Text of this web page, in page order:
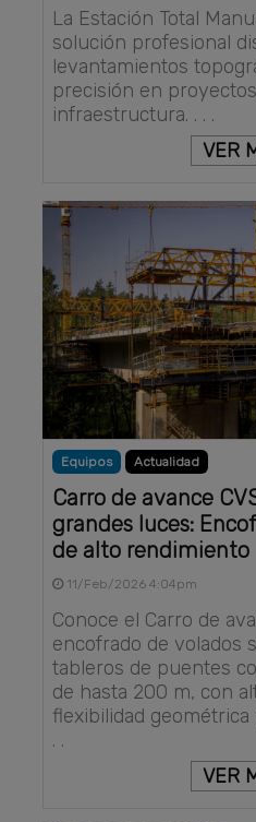
La Estación Total
solución profesional
levantamientos
precisión en
infraestructura. . . .
VER
Equipos Actualidad
Carro de avance
grandes luces:
de alto rendimiento
11/Feb/2026 4:04pm
Conoce el Carro de
encofrado de volados
tableros de puentes
de hasta 200 m, con
flexibilidad geométrica
. .
VER